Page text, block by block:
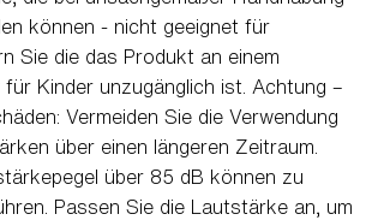
können - nicht geeignet für
Sie die das Produkt an einem
Kinder unzugänglich ist. Achtung –
Vermeiden Sie die Verwendung
über einen längeren Zeitraum.
über 85 dB können zu
Passen Sie die Lautstärke an, um